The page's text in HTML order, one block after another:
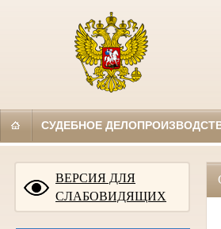
СУДЕБНОЕ
ВЕРСИЯ ДЛЯ
СЛАБОВИДЯЩИХ